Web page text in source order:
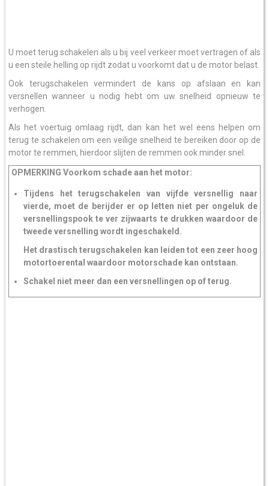
U moet terug schakelen als u bij veel verkeer moet vertragen of als
u een steile helling op rijdt zodat u voorkomt dat u de motor belast.
Ook terugschakelen vermindert de kans op afslaan en kan
versnellen wanneer u nodig hebt om uw snelheid opnieuw te
verhogen.
Als het voertuig omlaag rijdt, dan kan het wel eens helpen om
terug te schakelen om een veilige snelheid te bereiken door op de
motor te remmen, hierdoor slijten de remmen ook minder snel.
OPMERKING Voorkom schade aan het motor:
Tijdens het terugschakelen van vijfde versnellig naar
vierde, moet de berijder er op letten niet per ongeluk de
versnellingspook te ver zijwaarts te drukken waardoor de
tweede versnelling wordt ingeschakeld.
Het drastisch terugschakelen kan leiden tot een zeer hoog
motortoerental waardoor motorschade kan ontstaan.
Schakel niet meer dan een versnellingen op of terug.